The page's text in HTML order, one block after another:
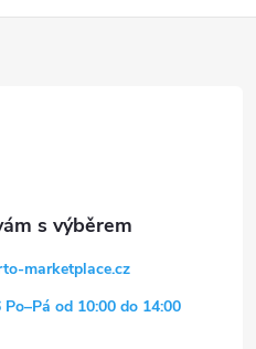
marketplace.cz
od 10:00 do 14:00